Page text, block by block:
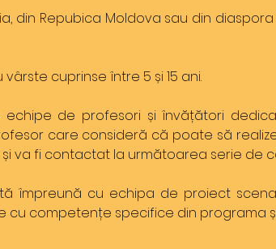
din Repubica Moldova sau din
cuprinse între 5 și 15 ani.
de profesori și învățători
care consideră că poate să
va fi contactat la următoarea serie de
împreună cu echipa de proiect
cu competențe specifice din programa